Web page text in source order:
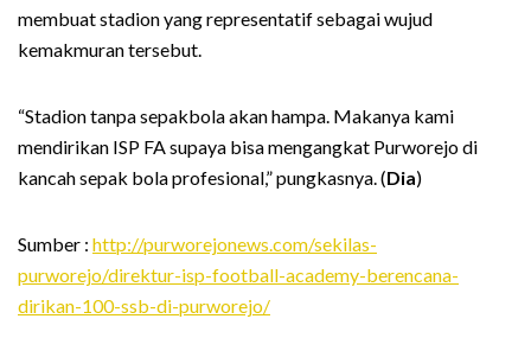
membuat stadion yang representatif sebagai wujud
kemakmuran tersebut.
“Stadion tanpa sepakbola akan hampa. Makanya kami
mendirikan ISP FA supaya bisa mengangkat Purworejo di
kancah sepak bola profesional,” pungkasnya. (Dia)
Sumber : http://purworejonews.com/sekilas-
purworejo/direktur-isp-football-academy-berencana-
dirikan-100-ssb-di-purworejo/